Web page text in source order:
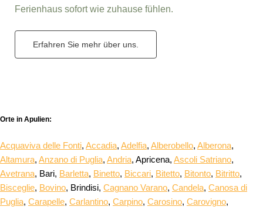
Ferienhaus sofort wie zuhause fühlen.
Erfahren Sie mehr über uns.
Orte in Apulien:
Acquaviva delle Fonti, Accadia, Adelfia, Alberobello, Alberona,
Altamura, Anzano di Puglia, Andria, Apricena, Ascoli Satriano,
Avetrana, Bari, Barletta, Binetto, Biccari, Bitetto, Bitonto, Bitritto,
Bisceglie, Bovino, Brindisi, Cagnano Varano, Candela, Canosa di
Puglia, Carapelle, Carlantino, Carpino, Carosino, Carovigno,